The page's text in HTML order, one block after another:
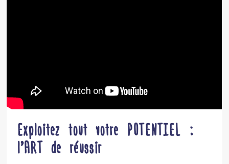
Exploitez tout votre POTENTIEL :
l’ART de réussir